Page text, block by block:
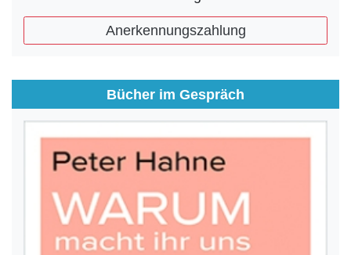
Anerkennungszahlung
Bücher im Gespräch